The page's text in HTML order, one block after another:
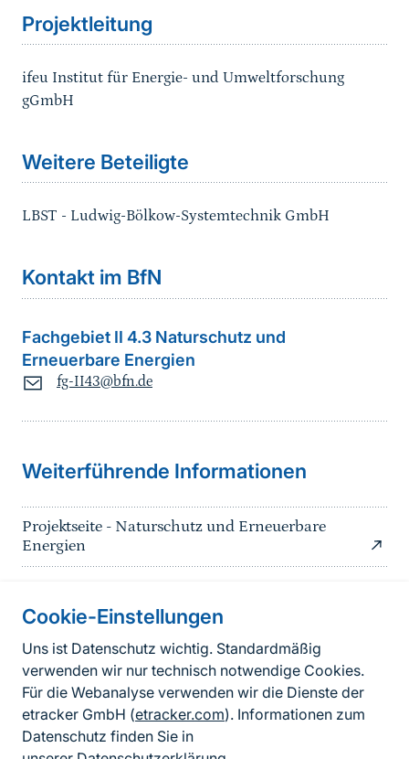
Cookie-Einstellungen
Uns ist Datenschutz wichtig. Standardmäßig
verwenden wir nur technisch notwendige Cookies.
Für die Webanalyse verwenden wir die Dienste der
etracker GmbH (etracker.com). Informationen zum
Datenschutz finden Sie in
Projektleitung
ifeu Institut für Energie- und Umweltforschung
gGmbH
Sprungmarke
Weitere Beteiligte
LBST - Ludwig-Bölkow-Systemtechnik GmbH
Kontakt im BfN
Fachgebiet II 4.3 Naturschutz und
Erneuerbare Energien
fg-II43@bfn.de
Sprungmarke
Weiterführende Informationen
Projektseite - Naturschutz und Erneuerbare
Energien
Informationen zur Seite
FußzeileKontakt zum BfN
Kontaktformular
Erklärung zur Barrierefreiheit